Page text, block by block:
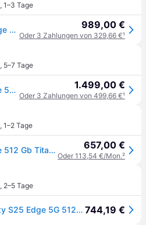
, 1–3 Tage
SAMSUNG Galaxy S25 Edge 512 GB Titanium Icyblue Dual SIM 989,00 €
Oder 3 Zahlungen von 329,66 €¹
, 5–7 Tage
Samsung Galaxy S25 Edge 512GB/12GB - Titanium Icyblue 1.499,00 €
Oder 3 Zahlungen von 499,66 €¹
, 1–2 Tage
Samsung Galaxy S25 Edge 512 Gb Titanium Icyblue Android 15 Dual Sim Smartphone 657,00 €
Oder 113,54 €/Mon.²
, 2–5 Tage
Samsung SM-S937B Galaxy S25 Edge 5G 512GB 12GB RAM Dual Titanium Icyblau DE 744,19 €